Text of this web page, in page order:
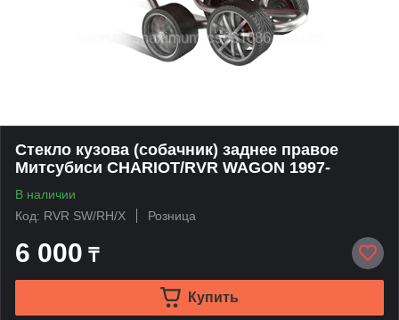
Стекло кузова (собачник) заднее правое
Митсубиси CHARIOT/RVR WAGON 1997-
В наличии
Код: RVR SW/RH/X
Розница
6 000 ₸
Купить